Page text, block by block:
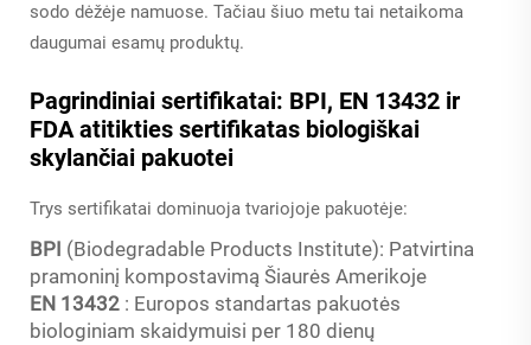
sodo dėžėje namuose. Tačiau šiuo metu tai netaikoma
daugumai esamų produktų.
Pagrindiniai sertifikatai: BPI, EN 13432 ir
FDA atitikties sertifikatas biologiškai
skylančiai pakuotei
Trys sertifikatai dominuoja tvariojoje pakuotėje:
BPI (Biodegradable Products Institute): Patvirtina
pramoninį kompostavimą Šiaurės Amerikoje
EN 13432 : Europos standartas pakuotės
biologiniam skaidymuisi per 180 dienų